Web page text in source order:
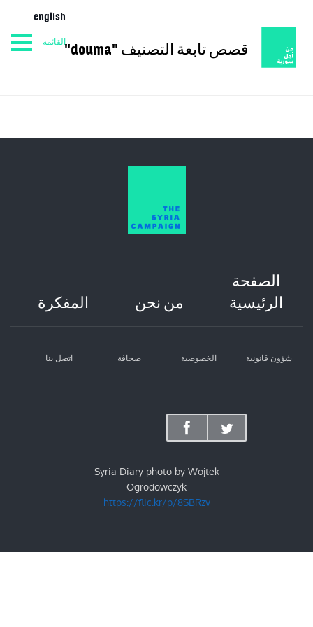
الصفحة الرئيسية المفكرة من نحن
english
القائمة قصص تابعة التصنيف "douma"
الصفحة
الرئيسية
من نحن المفكرة
شؤون قانونية الخصوصية صحافة اتصل بنا
Syria Diary photo by Wojtek
Ogrodowczyk
https://flic.kr/p/8SBRzv